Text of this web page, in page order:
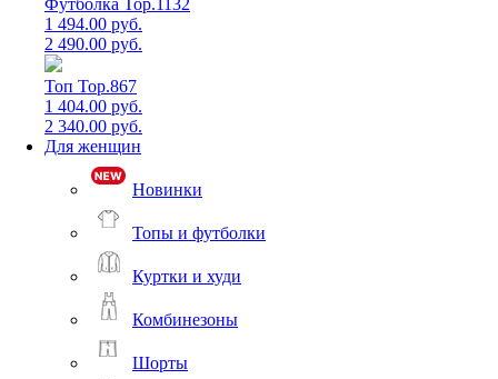
Футболка Top.1132
1 494.00 руб.
2 490.00 руб.
Топ Top.867
1 404.00 руб.
2 340.00 руб.
Для женщин
Новинки
Топы и футболки
Куртки и худи
Комбинезоны
Шорты